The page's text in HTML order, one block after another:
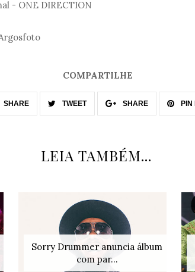
- ONE DIRECTION
COMPARTILHE
SHARE TWEET SHARE PIN
LEIA TAMBÉM...
Sorry Drummer anuncia álbum
com par...